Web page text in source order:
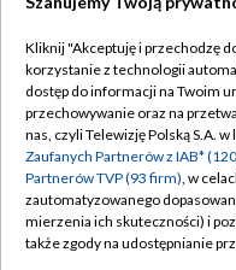
Abonament TVP
Emisja w TVP
Centrum informacji
Naziemna Telewizja
Kliknij "Akceptuję i przechodzę
korzystanie z technologii
dostęp do informacji na Twoim
przechowywanie oraz na
nas, czyli Telewizję Polską S.A.
Zaufanych Partnerów z IAB*
Partnerów TVP (93 firm), w
zautomatyzowanego
mierzenia ich skuteczności) i
także zgody na udostępnianie